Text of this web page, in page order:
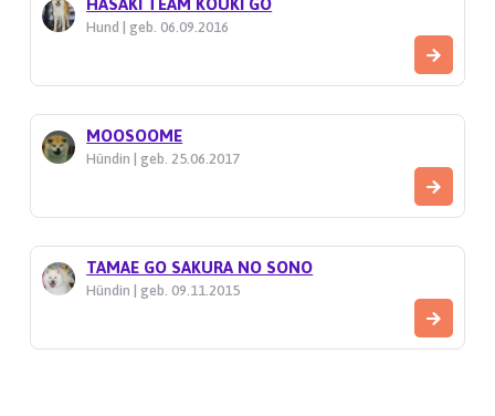
HASAKI TEAM KOUKI GO
Hund | geb. 06.09.2016
MOOSOOME
Hündin | geb. 25.06.2017
TAMAE GO SAKURA NO SONO
Hündin | geb. 09.11.2015